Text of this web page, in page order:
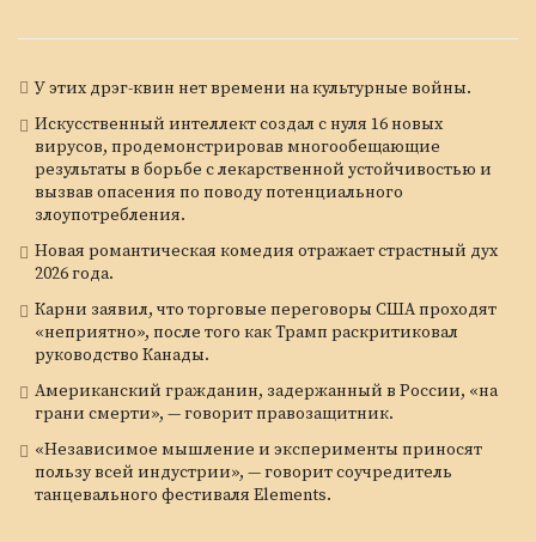
У этих дрэг-квин нет времени на культурные войны.
Искусственный интеллект создал с нуля 16 новых
вирусов, продемонстрировав многообещающие
результаты в борьбе с лекарственной устойчивостью и
вызвав опасения по поводу потенциального
злоупотребления.
Новая романтическая комедия отражает страстный дух
2026 года.
Карни заявил, что торговые переговоры США проходят
«неприятно», после того как Трамп раскритиковал
руководство Канады.
Американский гражданин, задержанный в России, «на
грани смерти», — говорит правозащитник.
«Независимое мышление и эксперименты приносят
пользу всей индустрии», — говорит соучредитель
танцевального фестиваля Elements.